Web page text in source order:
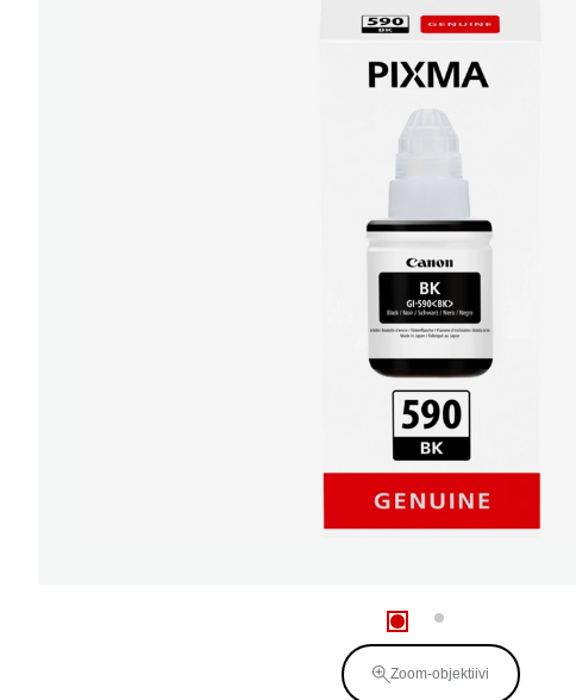
Zoom-objektiivi